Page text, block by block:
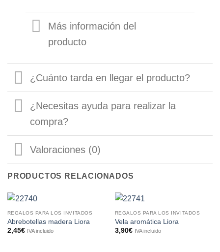
Más información del
producto
¿Cuánto tarda en llegar el producto?
¿Necesitas ayuda para realizar la
compra?
Valoraciones (0)
PRODUCTOS RELACIONADOS
REGALOS PARA LOS INVITADOS
Abrebotellas madera Liora
2,45€ IVA incluido
REGALOS PARA LOS INVITADOS
Vela aromática Liora
3,90€ IVA incluido